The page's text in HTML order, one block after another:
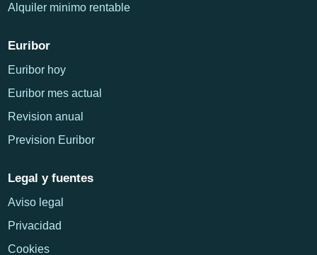
Alquiler minimo rentable
Euribor
Euribor hoy
Euribor mes actual
Revision anual
Prevision Euribor
Legal y fuentes
Aviso legal
Privacidad
Cookies